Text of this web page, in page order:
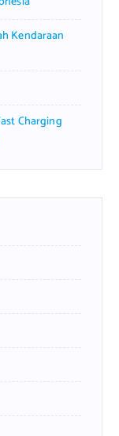
Kendaraan
Charging